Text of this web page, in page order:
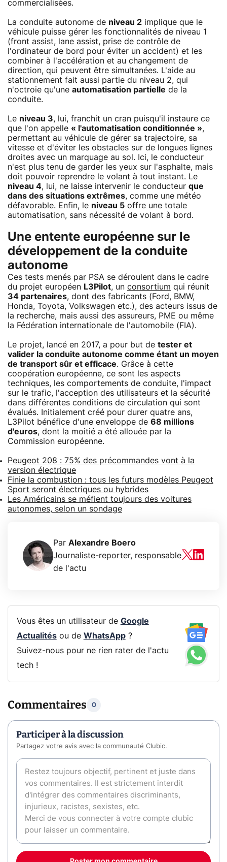
commercialisées.
La conduite autonome de niveau 2 implique que le
véhicule puisse gérer les fonctionnalités de niveau 1
(front assist, lane assist, prise de contrôle de
l'ordinateur de bord pour éviter un accident) et les
combiner à l'accélération et au changement de
direction, qui peuvent être simultanées. L'aide au
stationnement fait aussi partie du niveau 2, qui
n'octroie qu'une automatisation partielle de la
conduite.
Le niveau 3, lui, franchit un cran puisqu'il instaure ce
que l'on appelle « l'automatisation conditionnée »,
permettant au véhicule de gérer sa trajectoire, sa
vitesse et d'éviter les obstacles sur de longues lignes
droites avec un marquage au sol. Ici, le conducteur
n'est plus tenu de garder les yeux sur l'asphalte, mais
doit pouvoir reprendre le volant à tout instant. Le
niveau 4, lui, ne laisse intervenir le conducteur que
dans des situations extrêmes, comme une météo
défavorable. Enfin, le niveau 5 offre une totale
automatisation, sans nécessité de volant à bord.
Une entente européenne sur le
développement de la conduite
autonome
Ces tests menés par PSA se déroulent dans le cadre
du projet européen L3Pilot, un consortium qui réunit
34 partenaires, dont des fabricants (Ford, BMW,
Honda, Toyota, Volkswagen etc.), des acteurs issus de
la recherche, mais aussi des assureurs, PME ou même
la Fédération internationale de l'automobile (FIA).
Le projet, lancé en 2017, a pour but de tester et
valider la conduite autonome comme étant un moyen
de transport sûr et efficace. Grâce à cette
coopération européenne, ce sont les aspects
techniques, les comportements de conduite, l'impact
sur le trafic, l'acception des utilisateurs et la sécurité
dans différentes conditions de circulation qui sont
évalués. Initialement créé pour durer quatre ans,
L3Pilot bénéfice d'une enveloppe de 68 millions
d'euros, dont la moitié a été allouée par la
Commission européenne.
Peugeot 208 : 75% des précommandes vont à la
version électrique
Finie la combustion : tous les futurs modèles Peugeot
Sport seront électriques ou hybrides
Les Américains se méfient toujours des voitures
autonomes, selon un sondage
Par Alexandre Boero
Journaliste-reporter, responsable
de l'actu
Vous êtes un utilisateur de Google
Actualitésou de WhatsApp?
Suivez-nous pour ne rien rater de l'actu
tech !
Commentaires 0
Participer à la discussion
Partagez votre avis avec la communauté Clubic.